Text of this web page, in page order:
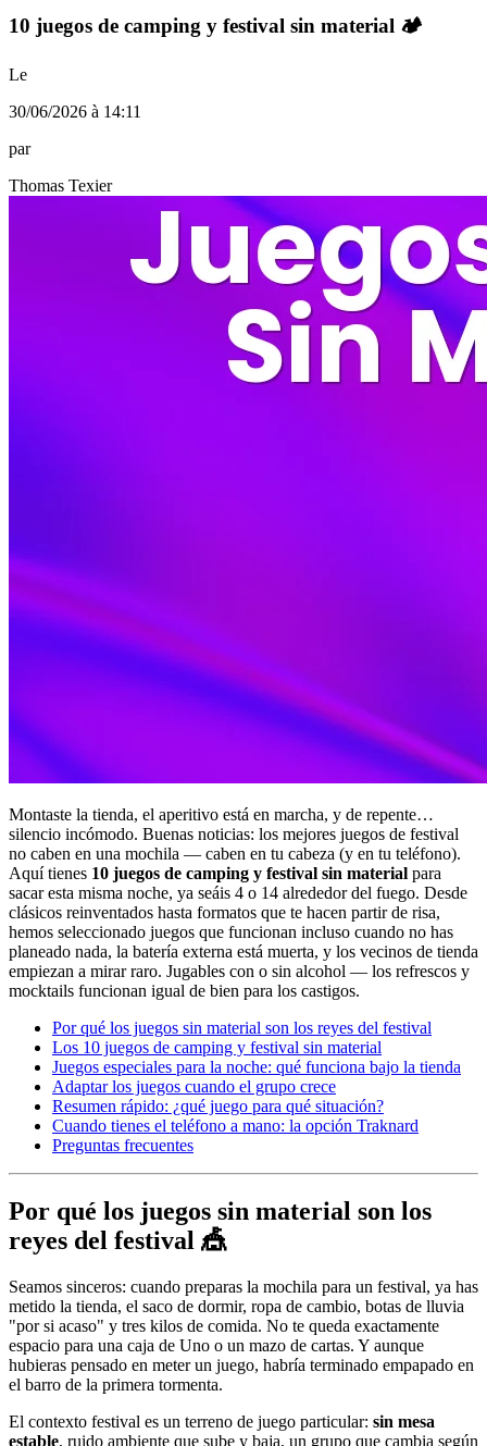
10 juegos de camping y festival sin material 🏕️
Le
30/06/2026 à 14:11
par
Thomas Texier
Montaste la tienda, el aperitivo está en marcha, y de repente…
silencio incómodo. Buenas noticias: los mejores juegos de festival
no caben en una mochila — caben en tu cabeza (y en tu teléfono).
Aquí tienes 10 juegos de camping y festival sin material para
sacar esta misma noche, ya seáis 4 o 14 alrededor del fuego. Desde
clásicos reinventados hasta formatos que te hacen partir de risa,
hemos seleccionado juegos que funcionan incluso cuando no has
planeado nada, la batería externa está muerta, y los vecinos de tienda
empiezan a mirar raro. Jugables con o sin alcohol — los refrescos y
mocktails funcionan igual de bien para los castigos.
Por qué los juegos sin material son los reyes del festival
Los 10 juegos de camping y festival sin material
Juegos especiales para la noche: qué funciona bajo la tienda
Adaptar los juegos cuando el grupo crece
Resumen rápido: ¿qué juego para qué situación?
Cuando tienes el teléfono a mano: la opción Traknard
Preguntas frecuentes
Por qué los juegos sin material son los
reyes del festival 🎪
Seamos sinceros: cuando preparas la mochila para un festival, ya has
metido la tienda, el saco de dormir, ropa de cambio, botas de lluvia
"por si acaso" y tres kilos de comida. No te queda exactamente
espacio para una caja de Uno o un mazo de cartas. Y aunque
hubieras pensado en meter un juego, habría terminado empapado en
el barro de la primera tormenta.
El contexto festival es un terreno de juego particular: sin mesa
estable, ruido ambiente que sube y baja, un grupo que cambia según